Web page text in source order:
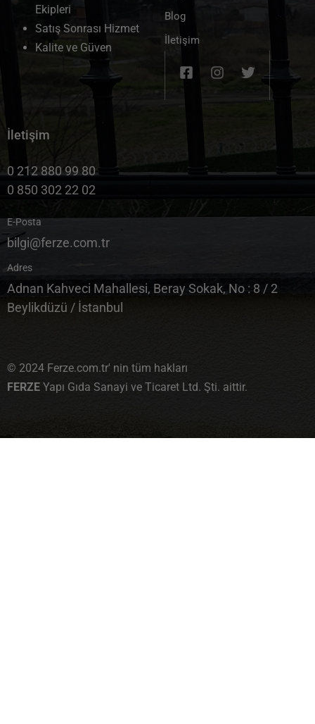
Ekipleri
Satış Sonrası Hizmet
Kalite ve Güven
Blog
İletişim
İletişim
0 212 880 99 80
0 850 302 22 02
E-Posta
bilgi@ferze.com.tr
Adres
Adnan Kahveci Mahallesi, Beray Sokak, No : 8 / 2
Beylikdüzü / İstanbul
© 2024 Ferze.com.tr' nin tüm hakları
FERZE Yapı Gıda Sanayi ve Ticaret Ltd. Şti. aittir.